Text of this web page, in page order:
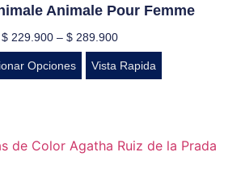
Animale Pour Femme
$ 229.900 – $ 289.900
Opciones Vista Rapida